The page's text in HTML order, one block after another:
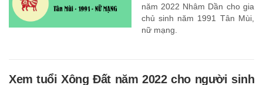
năm 2022 Nhâm Dần cho gia
chủ sinh năm 1991 Tân Mùi,
nữ mạng.
Xem tuổi Xông Đất năm 2022 cho người sinh